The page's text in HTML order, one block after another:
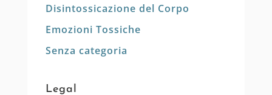
Disintossicazione del Corpo
Emozioni Tossiche
Senza categoria
Legal